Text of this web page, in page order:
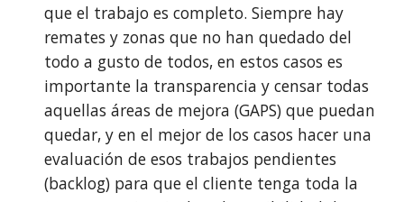
que el trabajo es completo. Siempre hay
remates y zonas que no han quedado del
todo a gusto de todos, en estos casos es
importante la transparencia y censar todas
aquellas áreas de mejora (GAPS) que puedan
quedar, y en el mejor de los casos hacer una
evaluación de esos trabajos pendientes
(backlog) para que el cliente tenga toda la